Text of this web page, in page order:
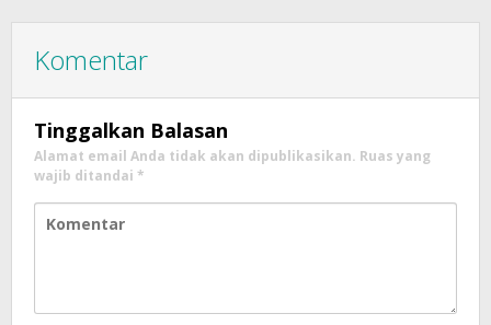
Komentar
Tinggalkan Balasan
Alamat email Anda tidak akan dipublikasikan. Ruas yang
wajib ditandai *